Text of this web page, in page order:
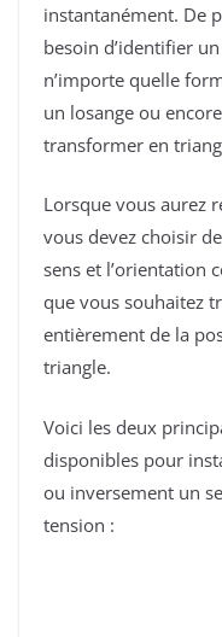
instantanément. De
besoin d’identifier
n’importe quelle
un losange ou
transformer en
Lorsque vous aurez
vous devez choisir
sens et l’orientation
que vous souhaitez
entièrement de la
triangle.
Voici les deux
disponibles pour
ou inversement un
tension :